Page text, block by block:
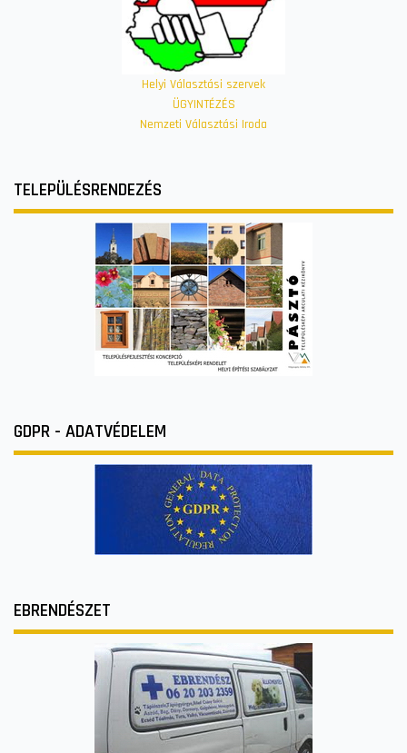
Helyi Választási szervek
ÜGYINTÉZÉS
Nemzeti Választási Iroda
TELEPÜLÉSRENDEZÉS
GDPR - ADATVÉDELEM
EBRENDÉSZET